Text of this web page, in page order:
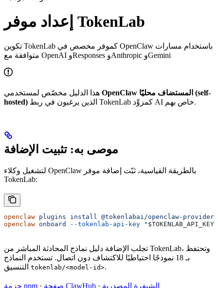
إعداد موفر TokenLab
تكوين TokenLab كموفر مخصص في OpenClaw باستخدام مسارات
متوافقة مع OpenAI وResponses وAnthropic وGemini
OpenClaw المستضاف محليًا (self-
hosted)
الذين يرغبون في ربط TokenLab كمزوِّد AI خاص بهم.
موصى به: تثبيت الإضافة
لتشغيل وكلاء OpenClaw بالطريقة القياسية، ثبّت إضافة موفر
TokenLab:
openclaw plugins install
@tokenlabai/openclaw-provider
openclaw onboard --tokenlab-api-key " $TOKENLAB_API_KEY
تجلب الإضافة دليل نماذج المحادثة المباشر من TokenLab، وتحتفظ
بـ 18 نموذجًا احتياطيًا للاكتشاف دون اتصال. تستخدم النماذج
tokenlab/<model-id>.
حزمة npm · صفحة ClawHub · الشيفرة المصدرية